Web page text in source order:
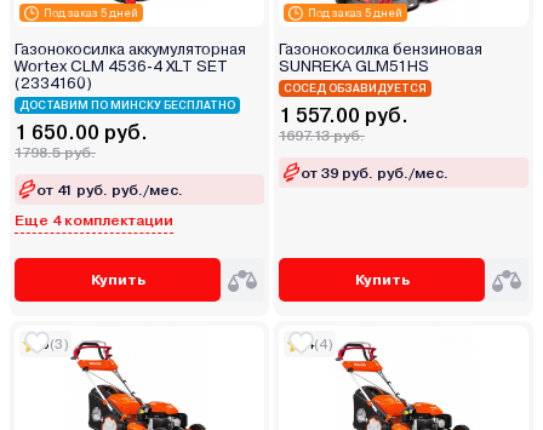
Под заказ 5 дней
Газонокосилка аккумуляторная
Wortex CLM 4536-4 XLT SET
(2334160)
ДОСТАВИМ ПО МИНСКУ БЕСПЛАТНО
1 650.00 руб.
1798.5 руб.
от 41 руб. руб./мес.
Еще 4 комплектации
Купить
Под заказ 5 дней
Газонокосилка бензиновая
SUNREKA GLM51HS
СОСЕД ОБЗАВИДУЕТСЯ
1 557.00 руб.
1697.13 руб.
от 39 руб. руб./мес.
Купить
5(3) 4(4)